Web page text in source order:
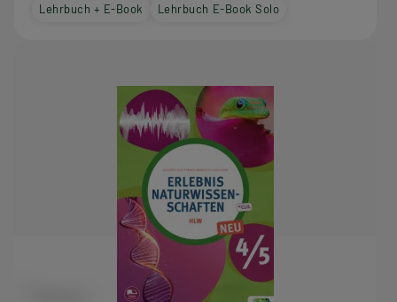
Lehrbuch + E-Book Lehrbuch E-Book Solo